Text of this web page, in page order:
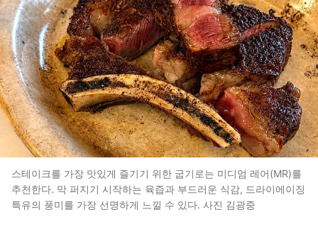
스테이크를 가장 맛있게 즐기기 위한 굽기로는 미디엄 레어(MR)를
추천한다. 막 퍼지기 시작하는 육즙과 부드러운 식감, 드라이에이징
특유의 풍미를 가장 선명하게 느낄 수 있다. 사진 김광중